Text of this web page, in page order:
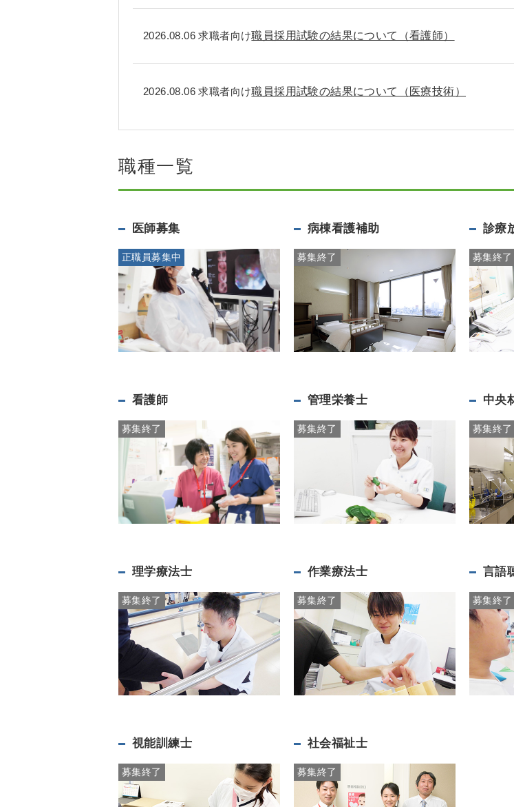
2026.08.06 求職者向け職員採用試験の結果について（看護師）
2026.08.06 求職者向け職員採用試験の結果について（医療技術）
職種一覧
医師募集
正職員募集中
病棟看護補助
募集終了
診療
募集終了
看護師
募集終了
管理栄養士
募集終了
中央
募集終了
理学療法士
募集終了
作業療法士
募集終了
言語
募集終了
視能訓練士
募集終了
社会福祉士
募集終了